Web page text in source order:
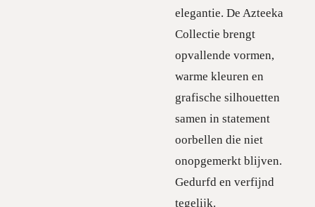
elegantie. De Azteeka
Collectie brengt
opvallende vormen,
warme kleuren en
grafische silhouetten
samen in statement
oorbellen die niet
onopgemerkt blijven.
Gedurfd en verfijnd
tegelijk.